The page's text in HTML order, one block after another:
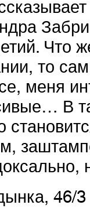
Что
то
меня
В
46/3